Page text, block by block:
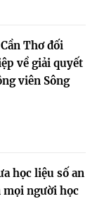
Thơ đối
về giải quyết
viên Sông
học liệu số an
mọi người học